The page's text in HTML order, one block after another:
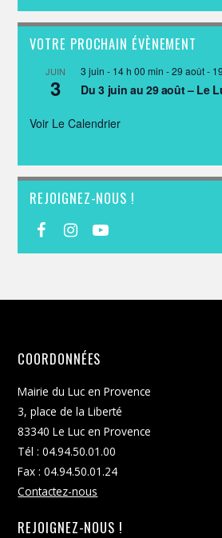
VOTRE PROCHAIN ÉVÈNEMENT
JUIN
3
3 juin - 14 h 00 min -29 août -
Du 3 juin au 29 août – Le
Voir Le Calendrier
REJOIGNEZ-NOUS !
COORDONNÉES
Mairie du Luc en Provence
3, place de la Liberté
83340 Le Luc en Provence
Tél : 04.94.50.01.00
Fax : 04.94.50.01.24
Contactez-nous
REJOIGNEZ-NOUS !